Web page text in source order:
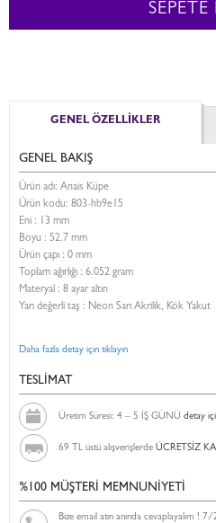
SEPETE
GENEL ÖZELLİKLER
GENEL BAKIŞ
Ürün adı: Anais Küpe
Ürün kodu: 803-hb9e15
Eni : 13 mm
Boyu : 52.7 mm
Ürün çapı : 0 mm
Toplam ağırlığı : 6.052 gram
Materyal : 8 ayar altın
Yarı değerli taş : Neon Sarı Akrilik, Kök Yakut
Daha fazla detay için tıklayın
TESLİMAT
Üretim Süresi: 4 – 5 İŞ GÜNÜ detay
69 TL üstü alışverişlerde ÜCRETSİZ
%100 MÜŞTERİ MEMNUNİYETİ
Bize email atın anında cevaplayalım !